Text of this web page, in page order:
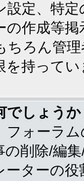
設定、特
の作成等
ちろん管
を持ってい
でしょうか
フォーラ
の削除/編
ーターの